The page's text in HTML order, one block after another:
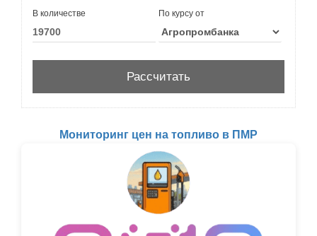
В количестве По курсу от
Мониторинг цен на топливо в ПМР